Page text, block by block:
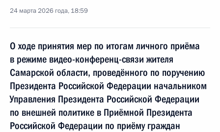
24 марта 2026 года, 18:59
О ходе принятия мер по итогам личного приёма
в режиме видео-конференц-связи жителя
Самарской области, проведённого по поручению
Президента Российской Федерации начальником
Управления Президента Российской Федерации
по внешней политике в Приёмной Президента
Российской Федерации по приёму граждан